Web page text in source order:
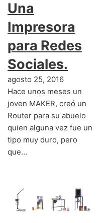
Una
Impresora
para Redes
Sociales.
agosto 25, 2016
Hace unos meses un
joven MAKER, creó un
Router para su abuelo
quien alguna vez fue un
tipo muy duro, pero
que…